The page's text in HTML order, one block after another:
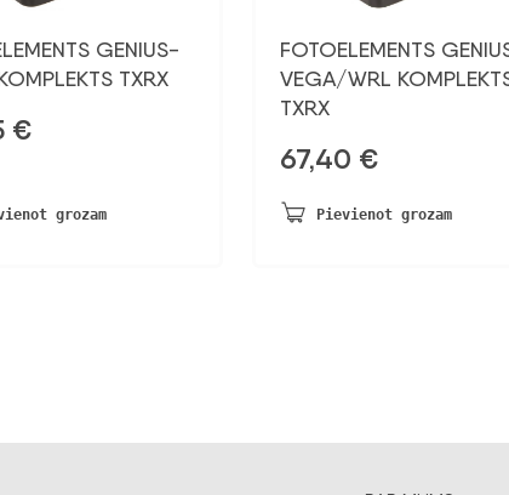
GENIUS-
TXRX
€
grozam
FOTOELEMENTS
VEGA/WRL
TXRX
67,40 €
Pievienot grozam